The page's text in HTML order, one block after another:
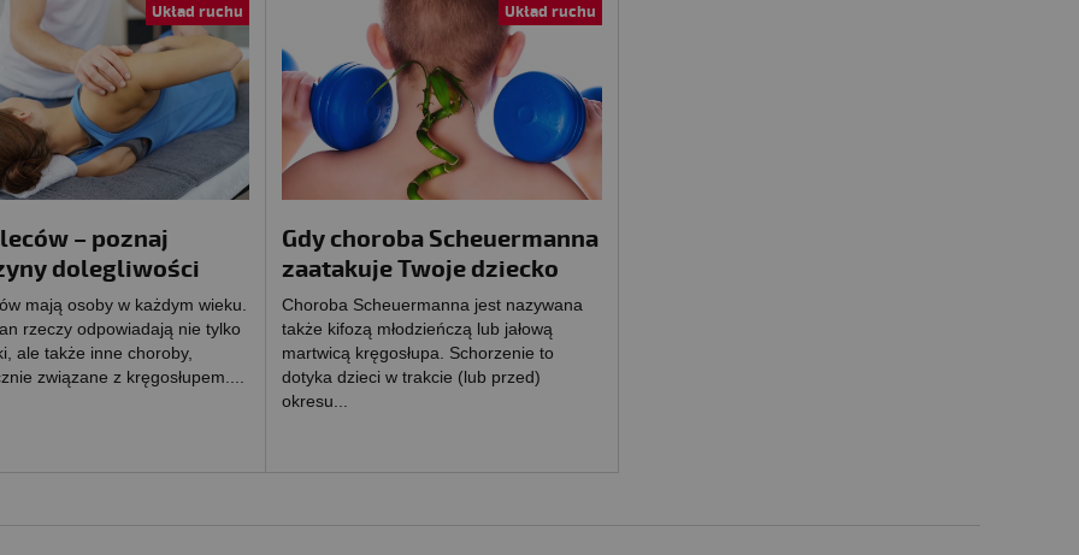
Układ ruchu
– poznaj
dolegliwości
mają osoby w każdym wieku.
rzeczy odpowiadają nie tylko
ale także inne choroby,
związane z kręgosłupem....
Układ ruchu
Gdy choroba Scheuermanna
zaatakuje Twoje dziecko
Choroba Scheuermanna jest nazywana
także kifozą młodzieńczą lub jałową
martwicą kręgosłupa. Schorzenie to
dotyka dzieci w trakcie (lub przed)
okresu...